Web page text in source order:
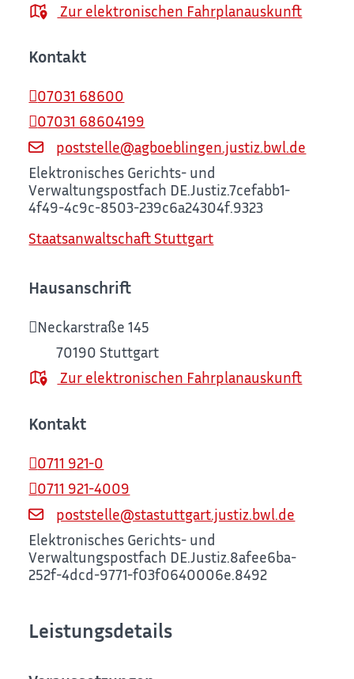
Zur elektronischen Fahrplanauskunft
Kontakt
07031 68600
07031 68604199
poststelle@agboeblingen.justiz.bwl.de
Elektronisches Gerichts- und
Verwaltungspostfach DE.Justiz.7cefabb1-
4f49-4c9c-8503-239c6a24304f.9323
Staatsanwaltschaft Stuttgart
Hausanschrift
Neckarstraße 145
70190 Stuttgart
Zur elektronischen Fahrplanauskunft
Kontakt
0711 921-0
0711 921-4009
poststelle@stastuttgart.justiz.bwl.de
Elektronisches Gerichts- und
Verwaltungspostfach DE.Justiz.8afee6ba-
252f-4dcd-9771-f03f0640006e.8492
Leistungsdetails